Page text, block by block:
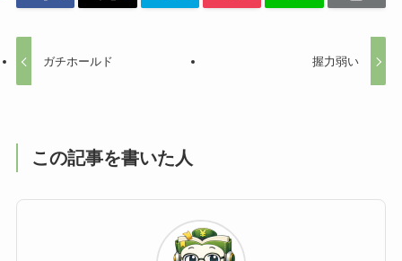
ガチホールド 握力弱い
この記事を書いた人